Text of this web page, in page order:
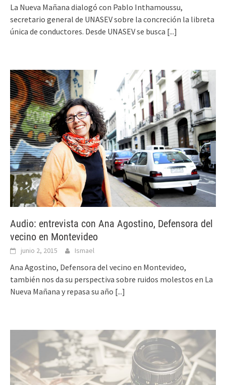
La Nueva Mañana dialogó con Pablo Inthamoussu,
secretario general de UNASEV sobre la concreción la libreta
única de conductores. Desde UNASEV se busca [...]
Audio: entrevista con Ana Agostino, Defensora del
vecino en Montevideo
junio 2, 2015 Ismael
Ana Agostino, Defensora del vecino en Montevideo,
también nos da su perspectiva sobre ruidos molestos en La
Nueva Mañana y repasa su año [...]